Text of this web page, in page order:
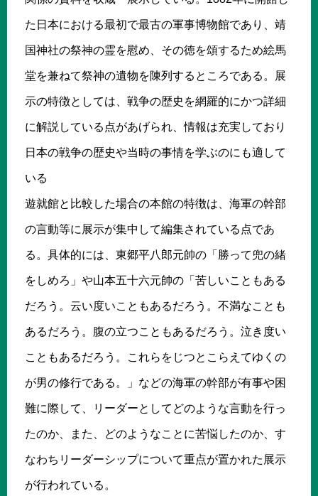
た日本における最初で最古の軍事博物館であり、靖
国神社の祭神の霊を慰め、その徳を頌するため絵馬
堂を兼ねて祭神の遺物を陳列するところである。展
示の特徴としては、戦争の歴史を網羅的にかつ詳細
に解説している点があげられ、情報は充実しており
日本の戦争の歴史や当時の事情を学ぶのにも適して
いる
遊就館と比較した場合の本館の特徴は、海軍の幹部
の言動等に展示が集中して編集されている点であ
る。具体的には、東郷平八郎元帥の「勝って兜の緒
をしめろ」や山本五十六元帥の「苦しいこともある
だろう。云い度いこともあるだろう。不満なことも
あるだろう。腹の立つこともあるだろう。泣き度い
こともあるだろう。これらをじつとこらえてゆくの
が男の修行である。」などの海軍の幹部が有事や困
難に際して、リーダーとしてどのような言動を行っ
たのか、また、どのようなことに苦悩したのか、す
なわちリーダーシップについて重点が置かれた展示
が行われている。